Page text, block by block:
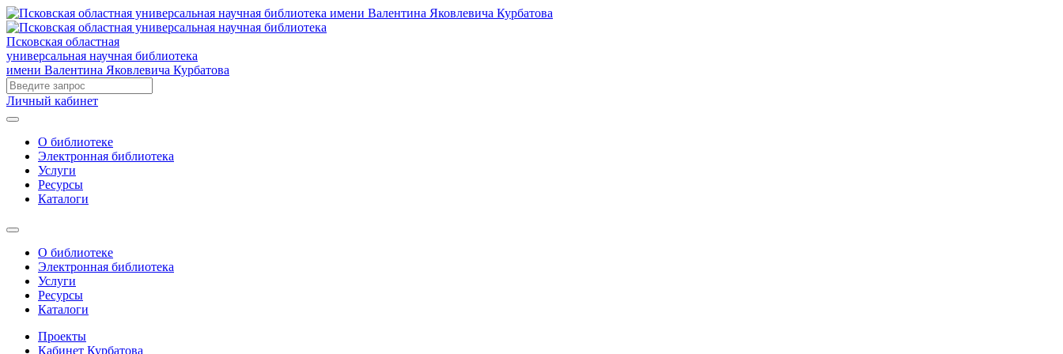
Псковская областная
универсальная научная библиотека
имени Валентина Яковлевича Курбатова
Личный кабинет
О библиотеке
Электронная библиотека
Услуги
Ресурсы
Каталоги
О библиотеке
Электронная библиотека
Услуги
Ресурсы
Каталоги
Проекты
Кабинет Курбатова